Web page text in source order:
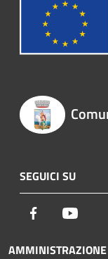
SEGUICI SU
Facebook
AMMINISTRAZIONE